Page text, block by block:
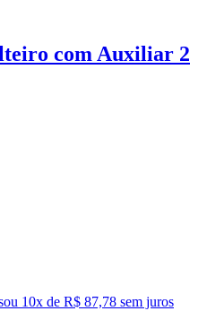
com Auxiliar 2
ou 10x de R$ 87,78 sem juros